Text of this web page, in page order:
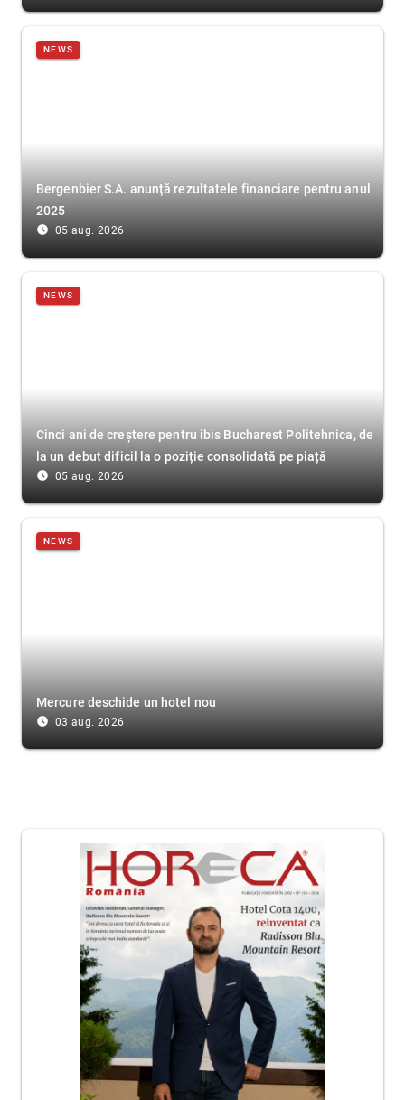
NEWS
Bergenbier S.A. anunță rezultatele financiare pentru anul
2025
access_time_filled 05 aug. 2026
NEWS
Cinci ani de creștere pentru ibis Bucharest Politehnica, de
la un debut dificil la o poziție consolidată pe piață
access_time_filled 05 aug. 2026
NEWS
Mercure deschide un hotel nou
access_time_filled 03 aug. 2026